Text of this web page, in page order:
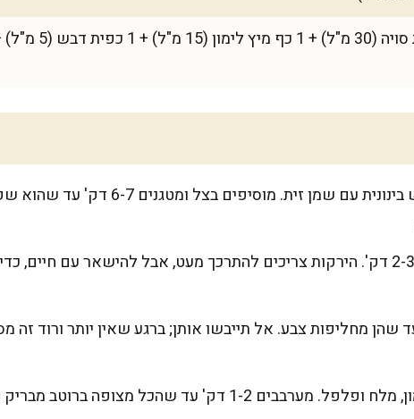
מכינים את המילוי: מחממים מחבת גדולה על אש בינונית עם שמן זית.
מוסיפים שום, גזר ופלפל אדום, ומערבבים עוד 2-3 דק'. הירקות צריכים להתרכך מעט, אבל להישאר עם
את קוביות הפרגיות ומטגנים 6-8 דק' עד שהן מחליפות צבע. אל תייבשו אותן; ברגע שאין יותר
מוסיפים סויה, דבש, שמן שומשום, פפריקה, כמון, מלח ופלפל. מערבבים 1-2 דק' עד שהכל